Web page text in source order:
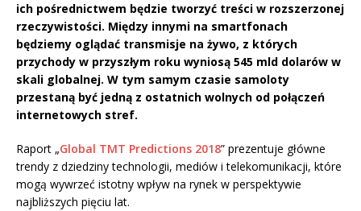
ich pośrednictwem będzie tworzyć treści w rozszerzonej
rzeczywistości. Między innymi na smartfonach
będziemy oglądać transmisje na żywo, z których
przychody w przyszłym roku wyniosą 545 mld dolarów w
skali globalnej. W tym samym czasie samoloty
przestaną być jedną z ostatnich wolnych od połączeń
internetowych stref.
Raport „Global TMT Predictions 2018” prezentuje główne
trendy z dziedziny technologii, mediów i telekomunikacji, które
mogą wywrzeć istotny wpływ na rynek w perspektywie
najbliższych pięciu lat.